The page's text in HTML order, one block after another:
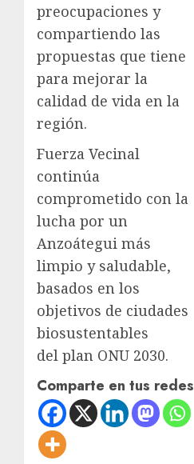
preocupaciones y
compartiendo las
propuestas que tiene
para mejorar la
calidad de vida en la
región.
Fuerza Vecinal
continúa
comprometido con la
lucha por un
Anzoátegui más
limpio y saludable,
basados en los
objetivos de ciudades
biosustentables
del plan ONU 2030.
Comparte en tus redes